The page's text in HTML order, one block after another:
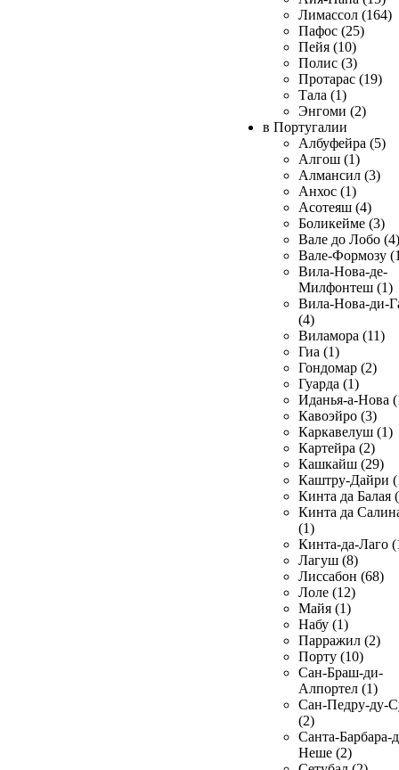
Лимассол (164)
Пафос (25)
Пейя (10)
Полис (3)
Протарас (19)
Тала (1)
Энгоми (2)
в Португалии
Албуфейра (5)
Алгош (1)
Алмансил (3)
Анхос (1)
Асотеяш (4)
Боликейме (3)
Вале до Лобо (4)
Вале-Формозу
Вила-Нова-де-
Милфонтеш (1)
Вила-Нова-ди-
(4)
Виламора (11)
Гиа (1)
Гондомар (2)
Гуарда (1)
Иданья-а-Нова
Кавоэйро (3)
Каркавелуш (1)
Картейра (2)
Кашкайш (29)
Каштру-Дайри
Кинта да Балая
Кинта да
(1)
Кинта-да-Лаго
Лагуш (8)
Лиссабон (68)
Лоле (12)
Майя (1)
Набу (1)
Парражил (2)
Порту (10)
Сан-Браш-ди-
Алпортел (1)
Сан-Педру-ду-
(2)
Санта-Барбара-
Неше (2)